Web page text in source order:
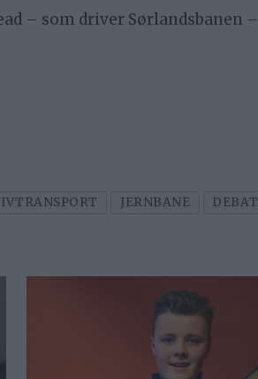
– som driver Sørlandsbanen
JERNBANE